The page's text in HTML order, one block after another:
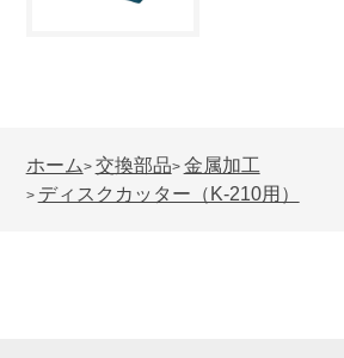
ホーム> 交換部品> 金属加工
> ディスクカッター（K-210用）